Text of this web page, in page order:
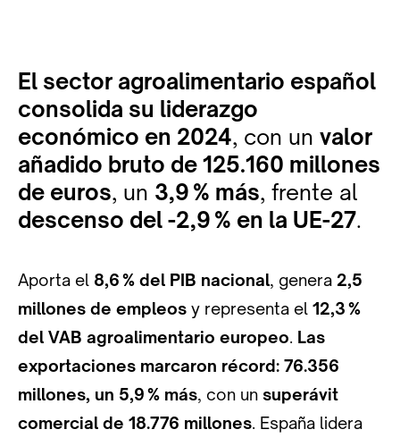
El sector agroalimentario español
consolida su liderazgo
económico en 2024, con un valor
añadido bruto de 125.160 millones
de euros, un 3,9 % más, frente al
descenso del -2,9 % en la UE-27.
Aporta el 8,6% del PIB nacional, genera 2,5
millones de empleos y representa el 12,3%
del VAB agroalimentario europeo. Las
exportaciones marcaron récord: 76.356
millones, un 5,9% más, con un superávit
comercial de 18.776 millones. España lidera